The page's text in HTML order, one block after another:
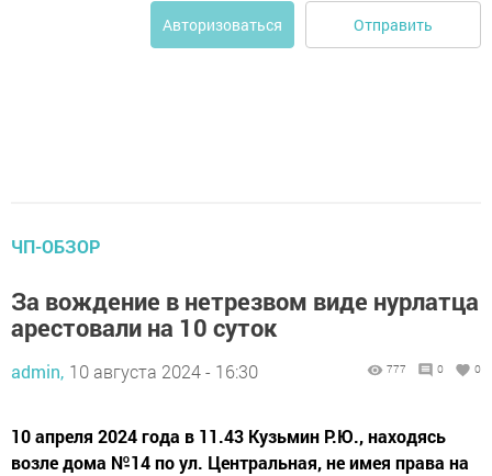
Авторизоваться Отправить
ЧП-ОБЗОР
За вождение в нетрезвом виде нурлатца
арестовали на 10 суток
admin, 10 августа 2024 - 16:30 777 0 0
10 апреля 2024 года в 11.43 Кузьмин Р.Ю., находясь
возле дома №14 по ул. Центральная, не имея права на